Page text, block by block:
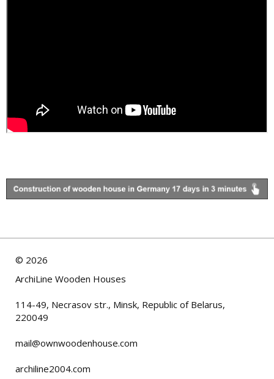
© 2026
ArchiLine Wooden Houses
114-49, Necrasov str., Minsk, Republic of Belarus,
220049
mail@ownwoodenhouse.com
archiline2004.com